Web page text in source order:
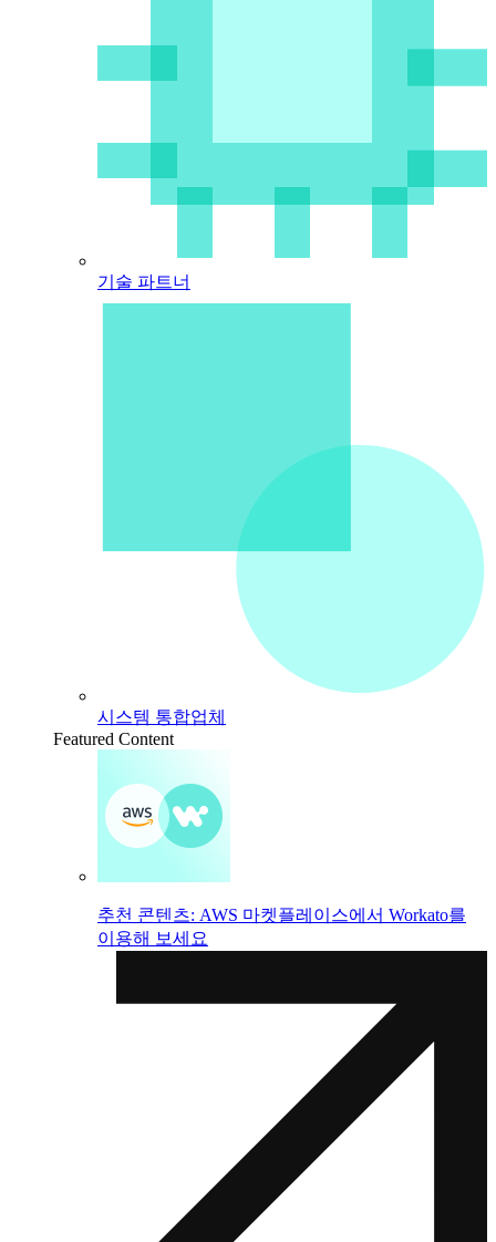
기술 파트너
시스템 통합업체
Featured Content
추천 콘텐츠: AWS 마켓플레이스에서 Workato를
이용해 보세요